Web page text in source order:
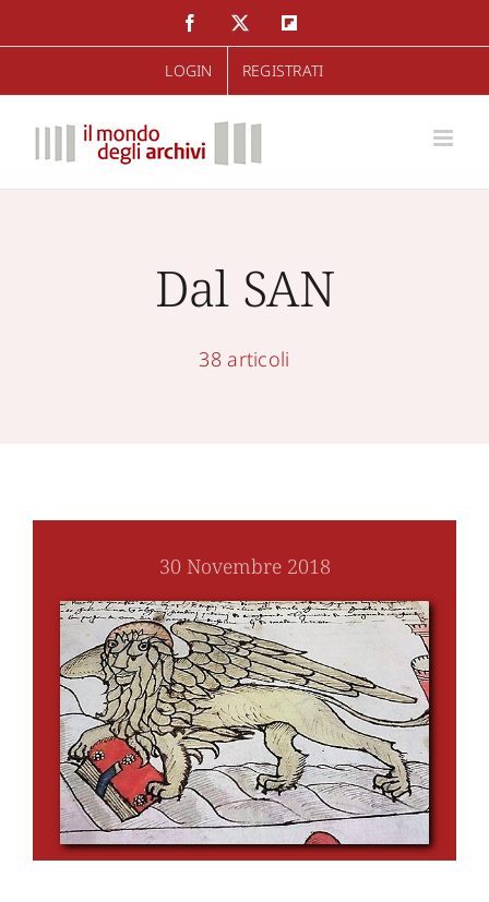
al
FacebookTwitter
LOGIN REGISTRATI
Dal SAN
38 articoli
30 Novembre 2018